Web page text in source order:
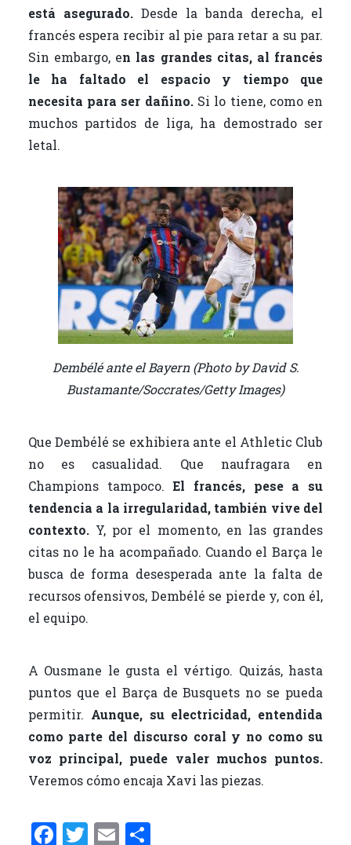
está asegurado.Desde la banda derecha, el
francés espera recibir al pie para retar a su par.
Sin embargo, en las grandes citas, al francés
le ha faltado el espacio y tiempo que
necesita para ser dañino.Si lo tiene, como en
muchos partidos de liga, ha demostrado ser
letal.
Dembélé ante el Bayern (Photo by David S.
Bustamante/Soccrates/Getty Images)
Que Dembélé se exhibiera ante el Athletic Club
no es casualidad. Que naufragara en
Champions tampoco.El francés, pese a su
tendencia a la irregularidad, también vive del
contexto.Y, por el momento, en las grandes
citas no le ha acompañado. Cuando el Barça le
busca de forma desesperada ante la falta de
recursos ofensivos, Dembélé se pierde y, con él,
el equipo.
A Ousmane le gusta el vértigo. Quizás, hasta
puntos que el Barça de Busquets no se pueda
permitir. Aunque, su electricidad, entendida
como parte del discurso coral y no como su
voz principal, puede valer muchos puntos.
Veremos cómo encaja Xavi las piezas.
F T E C